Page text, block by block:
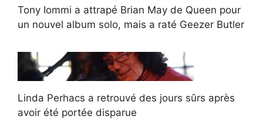
Tony Iommi a attrapé Brian May de Queen pour
un nouvel album solo, mais a raté Geezer Butler
Linda Perhacs a retrouvé des jours sûrs après
avoir été portée disparue